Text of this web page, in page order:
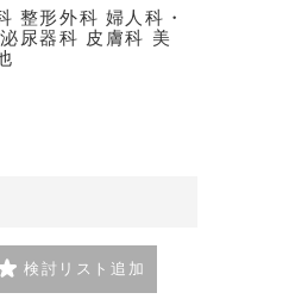
すく、内科・小児
幅広い診療科に対応
居可。保証金12ヶ
整形外科 婦人科・
尿器科 皮膚科 美
検討リスト追加